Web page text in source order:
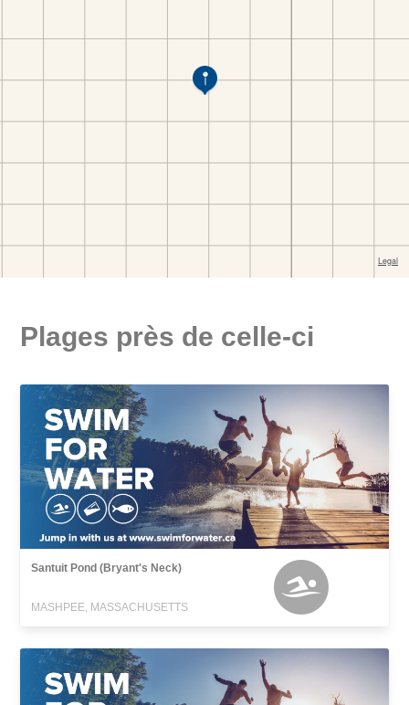
Plages près de celle-ci
Santuit Pond (Bryant's Neck)
MASHPEE, MASSACHUSETTS